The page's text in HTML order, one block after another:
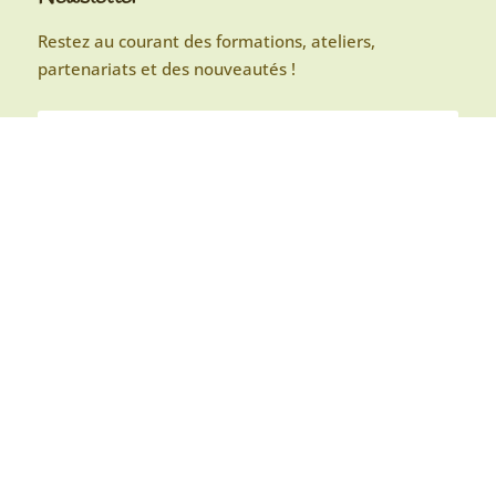
Restez au courant des formations, ateliers,
partenariats et des nouveautés !